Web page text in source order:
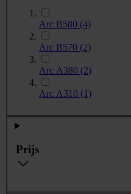
Arc B580 (4)
Arc B570 (2)
Arc A380 (2)
Arc A310 (1)
Prijs